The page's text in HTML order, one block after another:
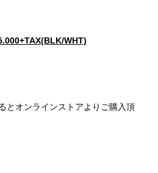
WHT)
とオンラインストアよりご購入頂